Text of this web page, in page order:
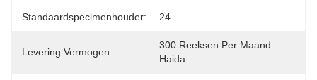
Standaardspecimenhouder: 24
Levering Vermogen:
300 Reeksen Per Maand
Haida